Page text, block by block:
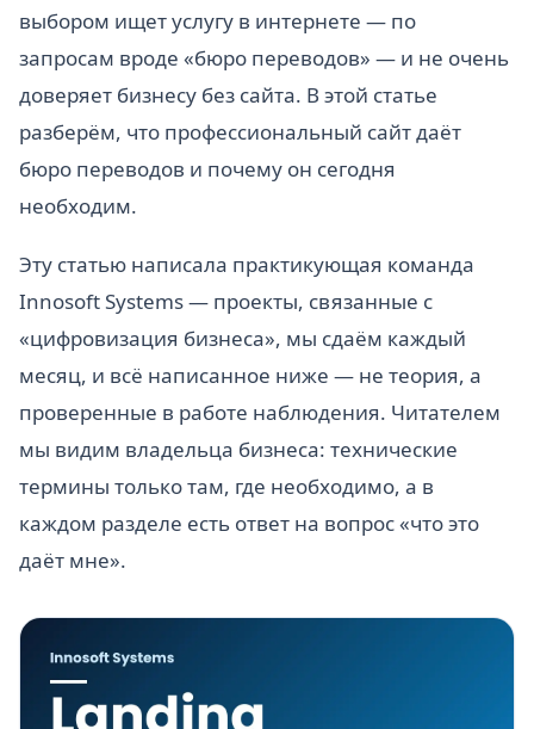
выбором ищет услугу в интернете — по
запросам вроде «бюро переводов» — и не очень
доверяет бизнесу без сайта. В этой статье
разберём, что профессиональный сайт даёт
бюро переводов и почему он сегодня
необходим.
Эту статью написала практикующая команда
Innosoft Systems — проекты, связанные с
«цифровизация бизнеса», мы сдаём каждый
месяц, и всё написанное ниже — не теория, а
проверенные в работе наблюдения. Читателем
мы видим владельца бизнеса: технические
термины только там, где необходимо, а в
каждом разделе есть ответ на вопрос «что это
даёт мне».